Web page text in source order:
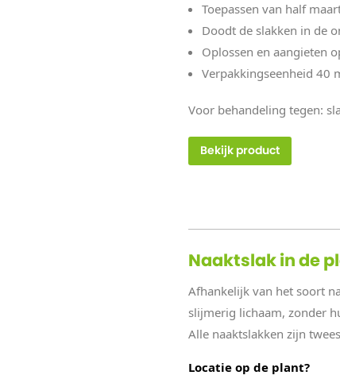
Toepassen van half
Doodt de slakken in de
Oplossen en aangieten
Verpakkingseenheid 40
Voor behandeling tegen:
Bekijk product
Naaktslak in de
Afhankelijk van het soort
slijmerig lichaam, zonder
Alle naaktslakken zijn
Locatie op de plant?